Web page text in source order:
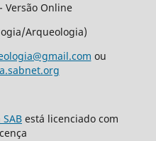
Versão Online
Arqueologia)
ou
está licenciado com